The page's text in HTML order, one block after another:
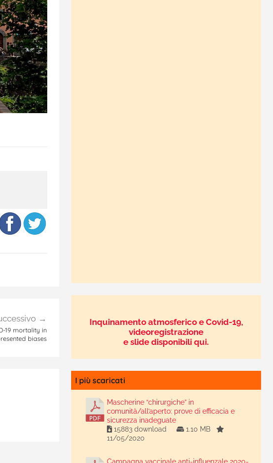
19 mortality in
biases
Inquinamento atmosferico e Covid-19,
videoregistrazione
e slide disponibili qui.
I più scaricati
Mascherine “chirurgiche” in
comunità/all’aperto: prove di efficacia e
sicurezza inadeguate
15883 download
1.10 MB
11/05/2020